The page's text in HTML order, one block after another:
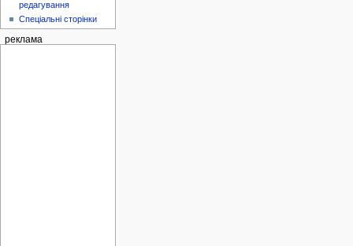
редагування
Спеціальні сторінки
реклама